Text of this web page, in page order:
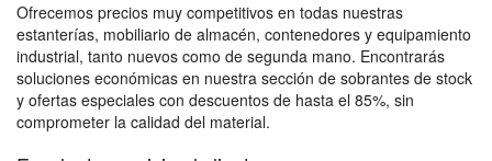
Ofrecemos precios muy competitivos en todas nuestras
estanterías, mobiliario de almacén, contenedores y equipamiento
industrial, tanto nuevos como de segunda mano. Encontrarás
soluciones económicas en nuestra sección de sobrantes de stock
y ofertas especiales con descuentos de hasta el 85%, sin
comprometer la calidad del material.